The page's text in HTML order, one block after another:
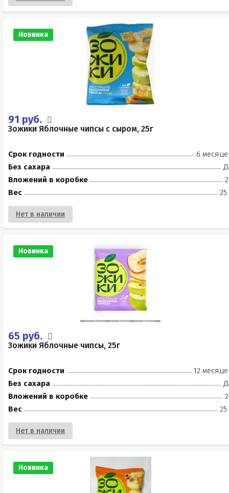
Новинка
91 руб.
Зожики Яблочные чипсы с сыром, 25г
Срок годности
6
Без сахара
Вложений в коробке
Вес
25
Нет в наличии
Новинка
65 руб.
Зожики Яблочные чипсы, 25г
Срок годности
12
Без сахара
Вложений в коробке
Вес
25
Нет в наличии
Новинка